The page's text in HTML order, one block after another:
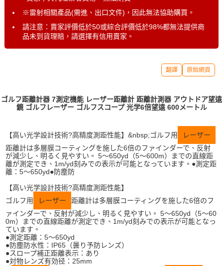
※雷射相關產品(需進、出口文件)，因此無法協助購買。
請注意：賣家評價低於50或綜合評價低於98%都無法提供商
品未到貨理賠，請選擇有信用賣家。
翻譯 原始網頁
ゴルフ距離計器 7測定機能 レーザー距離計 距離計測器 アウトドア望遠
鏡 ゴルフレーザー ゴルフスコープ 光学6倍望遠 600メートル
【高い光学設計技術?高精度測距性能】&nbsp;ゴルフ用
レーザー
距離計は多層膜コーティングを施した6倍のファインダーで、反射
が減少し、明るく見やすい。 5～650yd（5～600m）までの直線距
離が測定でき、1m/yd刻みでの表示が可能となっています。●測定距
離：5～650yd●防塵防
【高い光学設計技術?高精度測距性能】
ゴルフ用
レーザー
距離計は多層膜コーティングを施した6倍のフ
ァインダーで、反射が減少し、明るく見やすい。 5～650yd（5～60
0m）までの直線距離が測定でき、1m/yd刻みでの表示が可能となっ
ています。
●測定距離：5～650yd
●防塵防水性：IP65（曇り予防レンズ）
●スロープ補正距離表示：あり
●対物レンズ有効径：25mm